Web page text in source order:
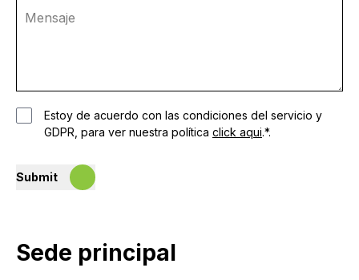
Estoy de acuerdo con las condiciones del servicio y
GDPR, para ver nuestra política click aqui.*.
Submit
Sede principal